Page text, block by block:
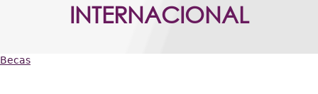
Conoce la UTP
INTERNACIONAL
Becas